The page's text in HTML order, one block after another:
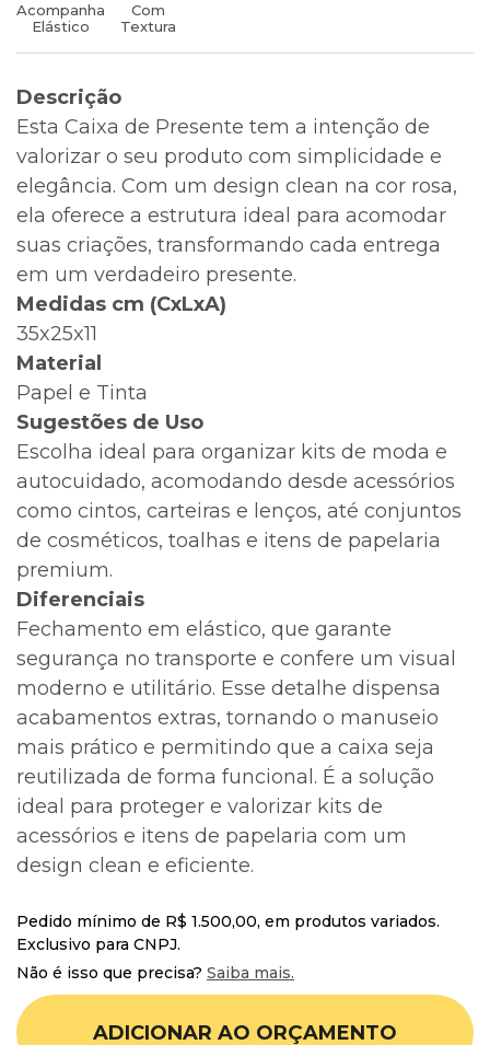
Acompanha
Elástico
Com
Textura
Descrição
Esta Caixa de Presente tem a intenção de
valorizar o seu produto com simplicidade e
elegância. Com um design clean na cor rosa,
ela oferece a estrutura ideal para acomodar
suas criações, transformando cada entrega
em um verdadeiro presente.
Medidas cm (CxLxA)
35x25x11
Material
Papel e Tinta
Sugestões de Uso
Escolha ideal para organizar kits de moda e
autocuidado, acomodando desde acessórios
como cintos, carteiras e lenços, até conjuntos
de cosméticos, toalhas e itens de papelaria
premium.
Diferenciais
Fechamento em elástico, que garante
segurança no transporte e confere um visual
moderno e utilitário. Esse detalhe dispensa
acabamentos extras, tornando o manuseio
mais prático e permitindo que a caixa seja
reutilizada de forma funcional. É a solução
ideal para proteger e valorizar kits de
acessórios e itens de papelaria com um
design clean e eficiente.
Pedido mínimo de R$ 1.500,00, em produtos variados.
Exclusivo para CNPJ.
Não é isso que precisa? Saiba mais.
ADICIONAR AO ORÇAMENTO